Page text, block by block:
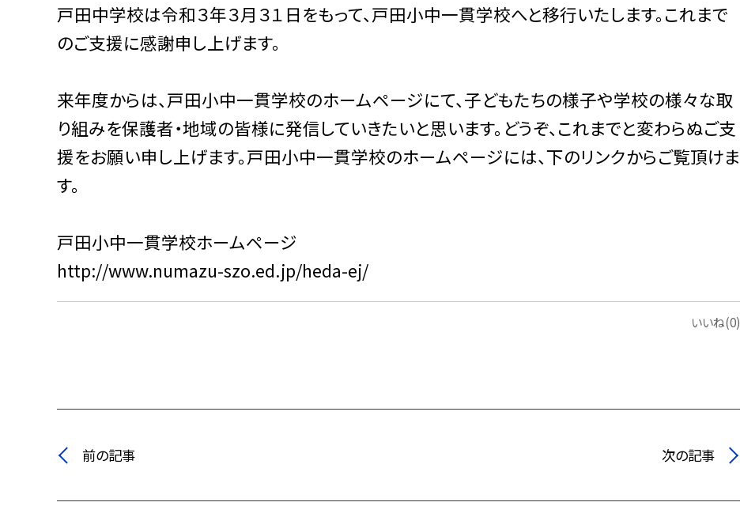
戸田中学校は令和３年３月３１日をもって、戸田小中一貫学校へと移行いたします。これまで
のご支援に感謝申し上げます。
来年度からは、戸田小中一貫学校のホームページにて、子どもたちの様子や学校の様々な取
り組みを保護者・地域の皆様に発信していきたいと思います。どうぞ、これまでと変わらぬご支
援をお願い申し上げます。戸田小中一貫学校のホームページには、下のリンクからご覧頂けま
す。
戸田小中一貫学校ホームページ
http://www.numazu-szo.ed.jp/heda-ej/
いいね(0)
前の記事 次の記事